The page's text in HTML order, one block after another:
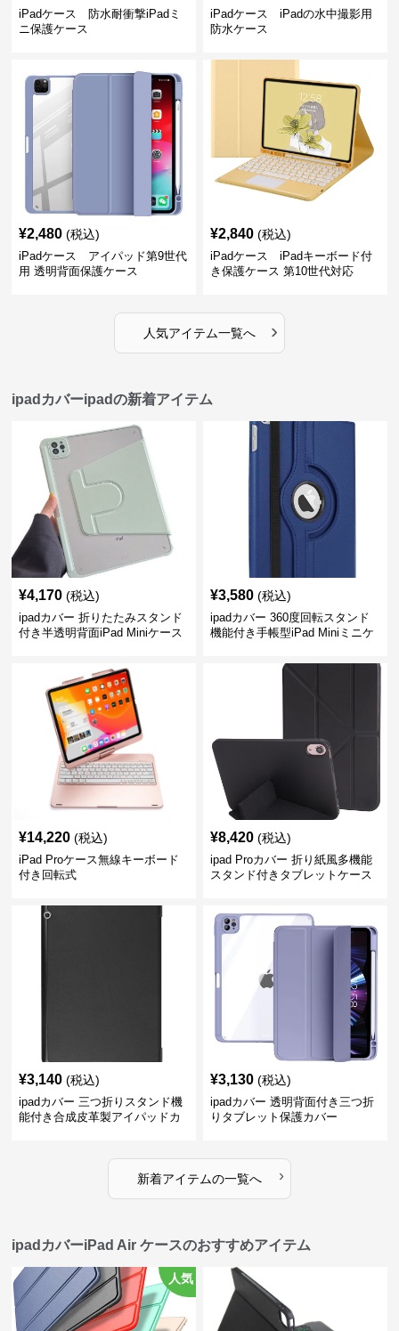
iPadケース 防水耐衝撃iPadミ
ニ保護ケース
iPadケース iPadの水中撮影用
防水ケース
¥2,480 (税込)
iPadケース アイパッド第9世代
用 透明背面保護ケース
¥2,840 (税込)
iPadケース iPadキーボード付
き保護ケース 第10世代対応
人気アイテム一覧へ ›
ipadカバーipadの新着アイテム
¥4,170 (税込)
ipadカバー 折りたたみスタンド
付き半透明背面iPad Miniケース
¥3,580 (税込)
ipadカバー 360度回転スタンド
機能付き手帳型iPad Miniミニケ
¥14,220 (税込)
iPad Proケース無線キーボード
付き回転式
¥8,420 (税込)
ipad Proカバー 折り紙風多機能
スタンド付きタブレットケース
¥3,140 (税込)
ipadカバー 三つ折りスタンド機
能付き合成皮革製アイパッドカ
¥3,130 (税込)
ipadカバー 透明背面付き三つ折
りタブレット保護カバー
新着アイテムの一覧へ ›
ipadカバーiPad Air ケースのおすすめアイテム
人気